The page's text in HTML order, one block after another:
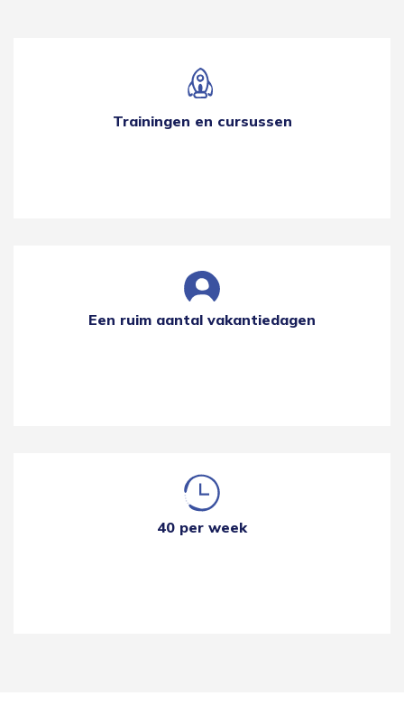
Trainingen en cursussen
Een ruim aantal vakantiedagen
40 per week